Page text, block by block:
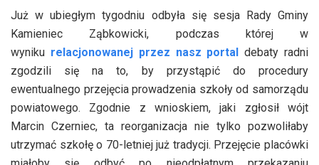
Już w ubiegłym tygodniu odbyła się sesja Rady Gminy
Kamieniec Ząbkowicki, podczas której w
wyniku relacjonowanej przez nasz portal debaty radni
zgodzili się na to, by przystąpić do procedury
ewentualnego przejęcia prowadzenia szkoły od samorządu
powiatowego. Zgodnie z wnioskiem, jaki zgłosił wójt
Marcin Czerniec, ta reorganizacja nie tylko pozwoliłaby
utrzymać szkołę o 70-letniej już tradycji. Przejęcie placówki